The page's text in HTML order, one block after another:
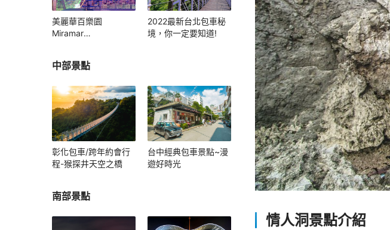
情人洞景點介紹
美麗華百樂園
Miramar
2022最新台北包車秘
境，你一定要知道!
中部景點
彰化包車/跨年約會行
程-猴探井天空之橋
台中經典包車景點~漫
遊好時光
南部景點